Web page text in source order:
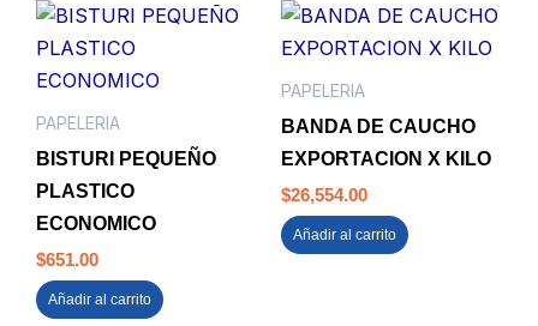
PAPELERIA
BISTURI PEQUEÑO
PLASTICO
ECONOMICO
$651.00
Añadir al carrito
PAPELERIA
BANDA DE CAUCHO
EXPORTACION X KILO
$26,554.00
Añadir al carrito